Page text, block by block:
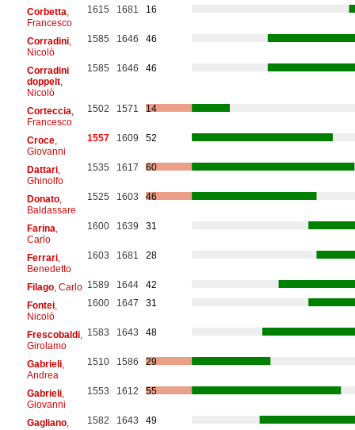
Corbetta
Francesco
1615 1681 16
Corradini,
Nicolò
1585 1646 46
Corradini
doppelt,
Nicolò
1585 1646 46
Corteccia
Francesco
1502 1571 14
Croce,
Giovanni
1557 1609 52
Dattari,
Ghinolfo
1535 1617 60
Donato,
Baldassare
1525 1603 46
Farina
Carlo
1600 1639 31
Ferrari,
Benedetto
1603 1681 28
Filago, Carlo 1589 1644
42
Fontei,
Nicolò
1600 1647 31
Frescobaldi,
Girolamo
1583 1643 48
Gabrieli,
Andrea
1510 1586 29
Gabrieli,
Giovanni
1553 1612 55
Gagliano,
1582 1643 49